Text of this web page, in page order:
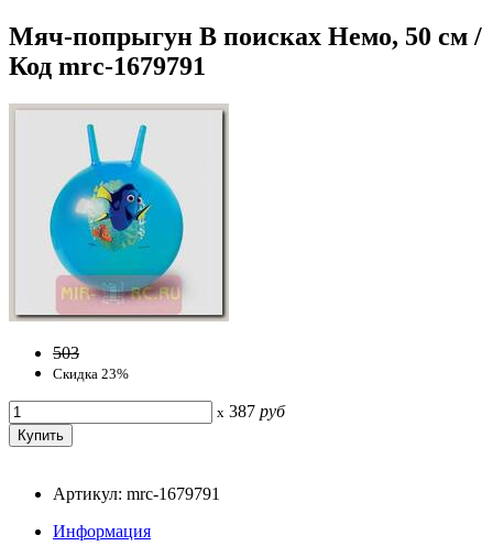
Мяч-попрыгун В поисках Немо, 50 см /
Код mrc-1679791
503
Скидка 23%
x 387 руб
Артикул: mrc-1679791
Информация